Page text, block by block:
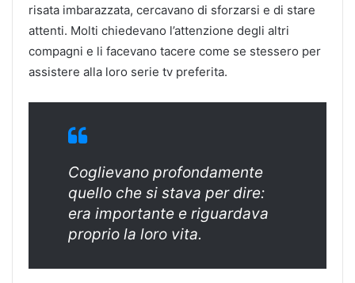
risata imbarazzata, cercavano di sforzarsi e di stare
attenti. Molti chiedevano l’attenzione degli altri
compagni e li facevano tacere come se stessero per
assistere alla loro serie tv preferita.
Coglievano profondamente
quello che si stava per dire:
era importante e riguardava
proprio la loro vita.